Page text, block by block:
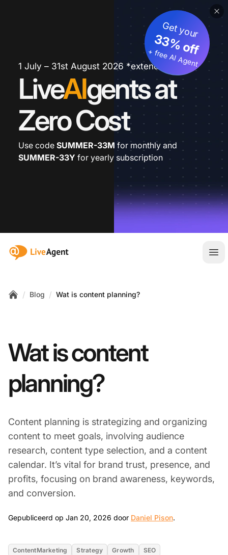
1 July – 31st August 2026 *extended
LiveAIgents at
Zero Cost
Get your
33% off
+ free AI Agent
Use code SUMMER-33M for monthly and
SUMMER-33Y for yearly subscription
:site.title
/ Blog / Wat is content planning?
Wat is content
planning?
Content planning is strategizing and organizing
content to meet goals, involving audience
research, content type selection, and a content
calendar. It’s vital for brand trust, presence, and
profits, focusing on brand awareness, keywords,
and conversion.
Gepubliceerd op Jan 20, 2026 door Daniel Pison.
ContentMarketing Strategy Growth
SEO